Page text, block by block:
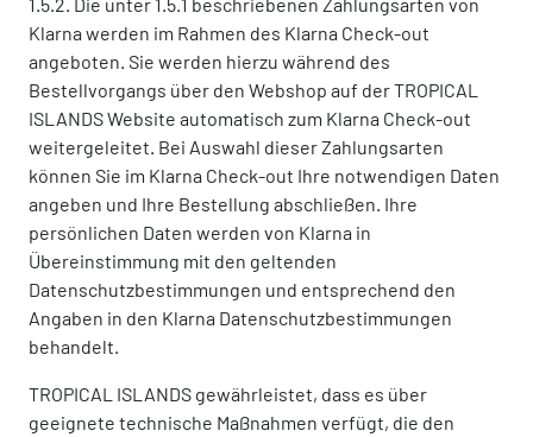
Klarna werden im Rahmen des Klarna Check-out
angeboten. Sie werden hierzu während des
Bestellvorgangs über den Webshop auf der TROPICAL
ISLANDS Website automatisch zum Klarna Check-out
weitergeleitet. Bei Auswahl dieser Zahlungsarten
können Sie im Klarna Check-out Ihre notwendigen Daten
angeben und Ihre Bestellung abschließen. Ihre
persönlichen Daten werden von Klarna in
Übereinstimmung mit den geltenden
Datenschutzbestimmungen und entsprechend den
Angaben in den Klarna Datenschutzbestimmungen
behandelt.
TROPICAL ISLANDS gewährleistet, dass es über
geeignete technische Maßnahmen verfügt, die den